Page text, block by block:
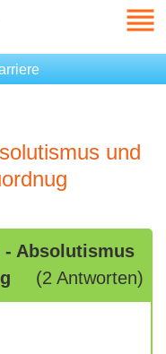
und
Absolutismus
(2 Antworten)